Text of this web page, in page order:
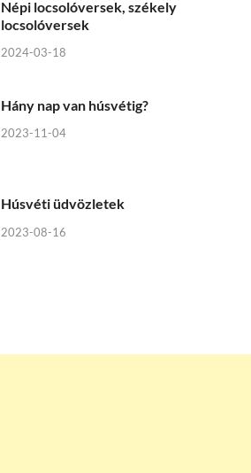
Népi locsolóversek, székely
locsolóversek
2024-03-18
Hány nap van húsvétig?
2023-11-04
Húsvéti üdvözletek
2023-08-16